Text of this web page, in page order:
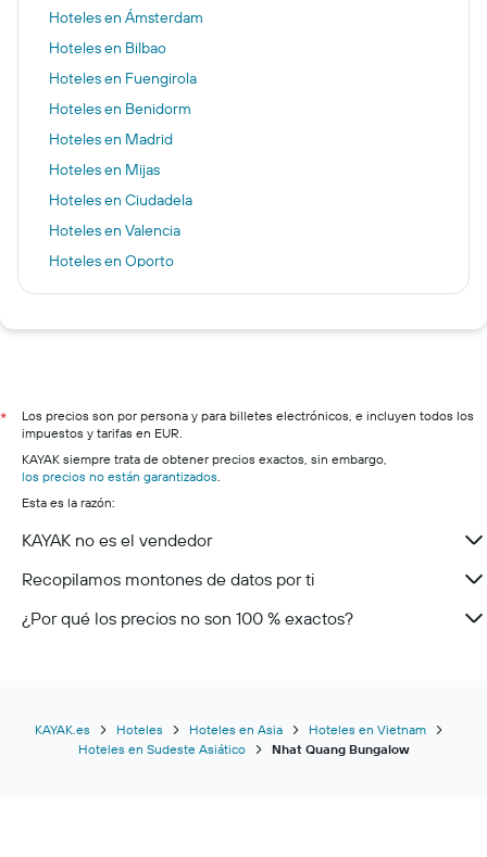
Hoteles en Ámsterdam
Hoteles en Bilbao
Hoteles en Fuengirola
Hoteles en Benidorm
Hoteles en Madrid
Hoteles en Mijas
Hoteles en Ciudadela
Hoteles en Valencia
Hoteles en Oporto
Hoteles en Helsinki
Hoteles en Sevilla
Hoteles en Santa Cruz de Tenerife
Hoteles en Málaga
Hoteles en Tossa de Mar
*
Los precios son por persona y para billetes electrónicos, e incluyen todos los
impuestos y tarifas en EUR.
KAYAK siempre trata de obtener precios exactos, sin embargo,
los precios no están garantizados.
Esta es la razón:
KAYAK no es el vendedor
Recopilamos montones de datos por ti
¿Por qué los precios no son 100 % exactos?
KAYAK.es Hoteles Hoteles en Asia
Hoteles en Vietnam
Hoteles en Sudeste Asiático
Nhat Quang Bungalow